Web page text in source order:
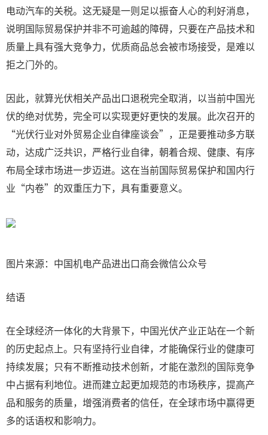
电动汽车的关税。这无疑是一则足以振奋人心的利好消息，
说明国际贸易保护并非不可逾越的障碍，只要在产品技术和
质量上具有强大竞争力，优质商品总会被市场接受，是难以
拒之门外的。
因此，就算光伏相关产品出口退税完全取消，以当前中国光
伏的绝对优势，完全可以实现更好更快的发展。此次召开的
“光伏行业对外贸易企业自律座谈会”，正是要推动多方联
动，达成广泛共识，严格行业自律，朝着合规、健康、有序
布局全球市场进一步迈进。这在当前国际贸易保护和国内行
业“内卷”的双重压力下，具有重要意义。
图片来源：中国机电产品进出口商会微信公众号
结语
在全球经济一体化的大背景下，中国光伏产业正站在一个新
的历史起点上。只有坚持行业自律，才能确保行业的健康可
持续发展；只有不断推动技术创新，才能在激烈的国际竞争
中占据有利地位。进而建立起更加规范的市场秩序，提高产
品和服务的质量，增强消费者的信任，在全球市场中赢得更
多的话语权和影响力。